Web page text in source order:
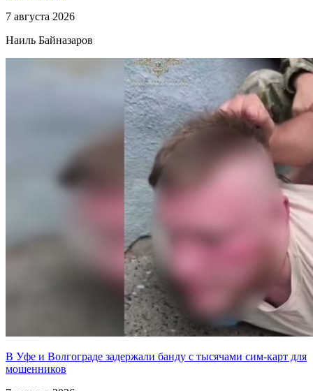
7 августа 2026
Наиль Байназаров
В Уфе и Волгограде задержали банду с тысячами сим-карт для
мошенников